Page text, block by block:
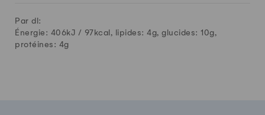
Par dl:
Énergie: 406kJ / 97 kcal, lipides: 4g, glucides: 10g,
protéines: 4g